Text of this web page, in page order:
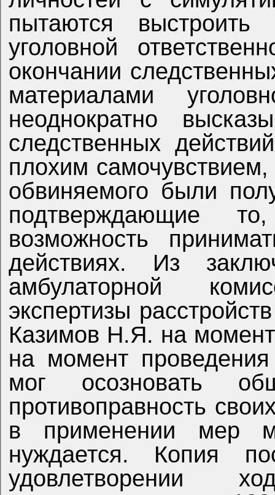
пытаются
уголовной
окончании
материалами
неоднократно
следственных
плохим
обвиняемого были
подтверждающие
возможность
действиях. Из
амбулаторной
экспертизы
Казимов Н.Я. на
на момент
мог осозновать
противоправность
в применении мер
нуждается. Копия
удовлетворении